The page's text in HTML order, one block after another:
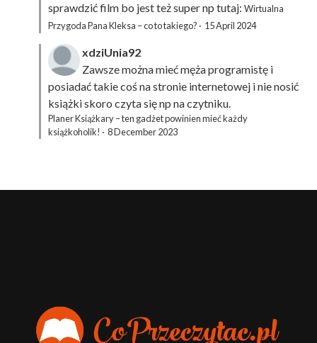
sprawdzić film bo jest też super np tutaj: Wirtualna
Przygoda Pana Kleksa – co to takiego? · 15 April 2024
xdziUnia92
Zawsze można mieć męża programistę i
posiadać takie coś na stronie internetowej i nie nosić
książki skoro czyta się np na czytniku.
Planer Książkary – ten gadżet powinien mieć każdy
książkoholik! · 8 December 2023